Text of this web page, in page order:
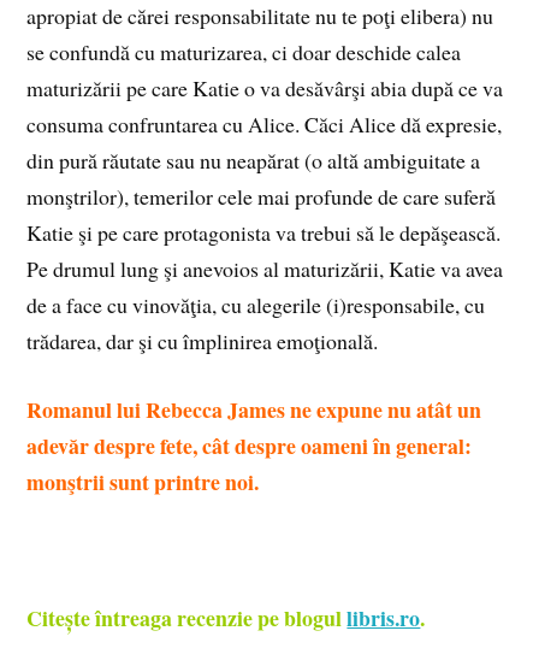
apropiat de cărei responsabilitate nu te poţi elibera) nu
se confundă cu maturizarea, ci doar deschide calea
maturizării pe care Katie o va desăvârşi abia după ce va
consuma confruntarea cu Alice. Căci Alice dă expresie,
din pură răutate sau nu neapărat (o altă ambiguitate a
monştrilor), temerilor cele mai profunde de care suferă
Katie şi pe care protagonista va trebui să le depăşească.
Pe drumul lung şi anevoios al maturizării, Katie va avea
de a face cu vinovăţia, cu alegerile (i)responsabile, cu
trădarea, dar şi cu împlinirea emoţională.
Romanul lui Rebecca James ne expune nu atât un
adevăr despre fete, cât despre oameni în general:
monştrii sunt printre noi.
Citește întreaga recenzie pe blogullibris.ro.